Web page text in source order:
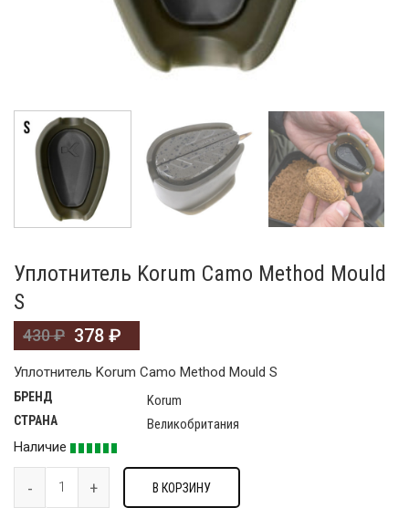
Уплотнитель Korum Camo Method Mould
S
430₽ 378 ₽
Уплотнитель Korum Camo Method Mould S
БРЕНД Korum
СТРАНА
Великобритания
Наличие
В КОРЗИНУ